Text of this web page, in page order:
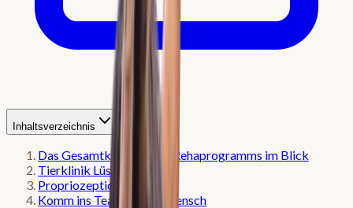
Inhaltsverzeichnis
Das Gesamtkonzept des Rehaprogramms im Blick
Tierklinik Lüsche
Propriozeptionstraining
Komm ins Team-Pferdemensch